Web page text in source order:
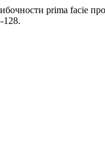
prima facie
128.